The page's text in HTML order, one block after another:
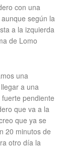
con una
según la
a la izquierda
de Lomo
una
a una
pendiente
que va a la
que ya se
20 minutos de
otro día la